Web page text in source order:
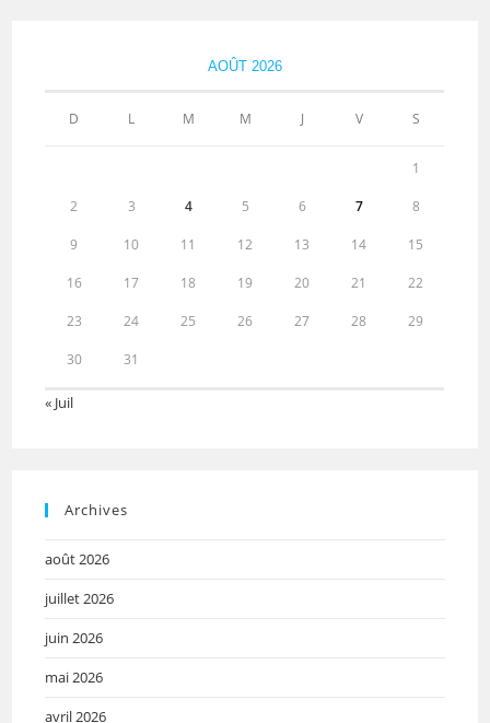
AOÛT 2026
D L M M J V S
1
2 3 4 5 6 7 8
9 10 11 12 13 14 15
16 17 18 19 20 21 22
23 24 25 26 27 28 29
30 31
« Juil
Archives
août 2026
juillet 2026
juin 2026
mai 2026
avril 2026